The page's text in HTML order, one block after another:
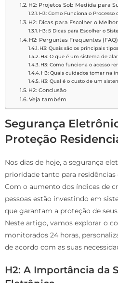
H2: Projetos Sob Medida para
H3: Como Funciona o Processo
H2: Dicas para Escolher o
H3: 5 Dicas para Escolher o
H2: Perguntas Frequentes (FAQ)
H3: Quais são os principais
H3: O que é um sistema de
H3: Como funciona o acesso
H3: Quais cuidados tomar na
H3: Qual é o custo de um
H2: Conclusão
Veja também
Segurança
Proteção
Nos dias de hoje, a segurança
prioridade tanto para residências
Com o aumento dos índices de
pessoas estão investindo em
que garantam a proteção de
Neste artigo, vamos explorar o
monitorados 24 horas,
de acordo com as suas
H2: A Importância da